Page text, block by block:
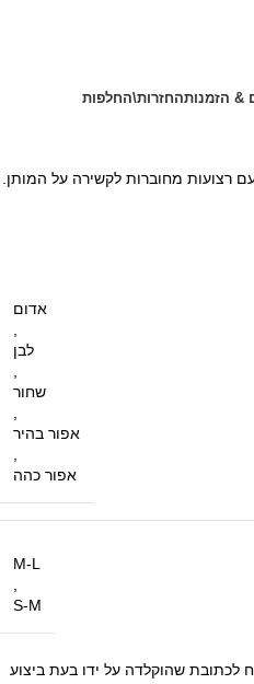
& הזמנותהחזרות\החלפות
רצועות מחוברות לקשירה על המותן.
אדום
לבן
שחור
אפור בהיר
אפור כהה
M-L
S-M
שהוקלדה על ידו בעת ביצוע